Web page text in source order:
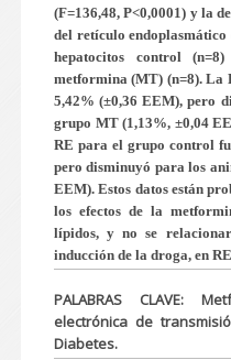
(F=136,48, P<0,0001) y la
del retículo endoplasmático
hepatocitos control
metformina (MT) (n=8). La
5,42% (±0,36 EEM), pero
grupo MT (1,13%, ±0,04
RE para el grupo control
pero disminuyó para los
EEM). Estos datos están
los efectos de la
lípidos, y no se
inducción de la droga, en
PALABRAS CLAVE:
electrónica de
Diabetes.